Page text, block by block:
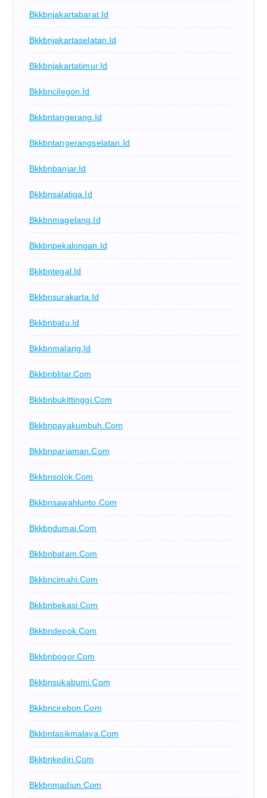
Bkkbnjakartabarat.id
Bkkbnjakartaselatan.id
Bkkbnjakartatimur.id
Bkkbncilegon.id
Bkkbntangerang.id
Bkkbntangerangselatan.id
Bkkbnbanjar.id
Bkkbnsalatiga.id
Bkkbnmagelang.id
Bkkbnpekalongan.id
Bkkbntegal.id
Bkkbnsurakarta.id
Bkkbnbatu.id
Bkkbnmalang.id
Bkkbnblitar.com
Bkkbnbukittinggi.com
Bkkbnpayakumbuh.com
Bkkbnpariaman.com
Bkkbnsolok.com
Bkkbnsawahlunto.com
Bkkbndumai.com
Bkkbnbatam.com
Bkkbncimahi.com
Bkkbnbekasi.com
Bkkbndepok.com
Bkkbnbogor.com
Bkkbnsukabumi.com
Bkkbncirebon.com
Bkkbntasikmalaya.com
Bkkbnkediri.com
Bkkbnmadiun.com